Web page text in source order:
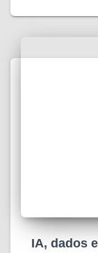
IA, dados